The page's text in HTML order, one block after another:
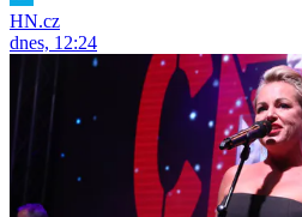
HN.cz
dnes, 12:24